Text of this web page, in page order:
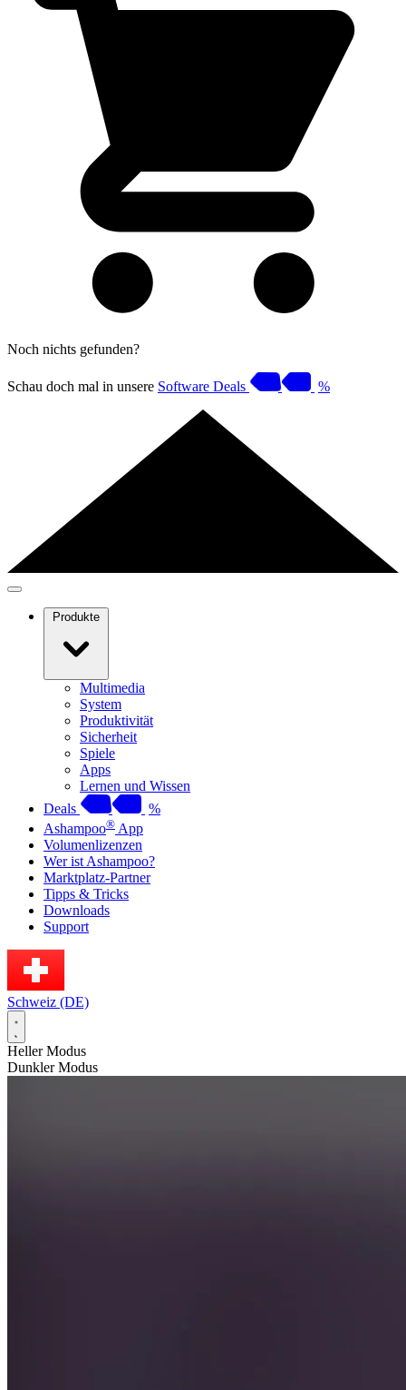
Noch nichts gefunden?
Schau doch mal in unsere Software Deals %
Produkte
Multimedia
System
Produktivität
Sicherheit
Spiele
Apps
Lernen und Wissen
Deals
%
Ashampoo® App
Volumenlizenzen
Wer ist Ashampoo?
Marktplatz-Partner
Tipps & Tricks
Downloads
Support
Schweiz (DE)
Heller Modus
Dunkler Modus